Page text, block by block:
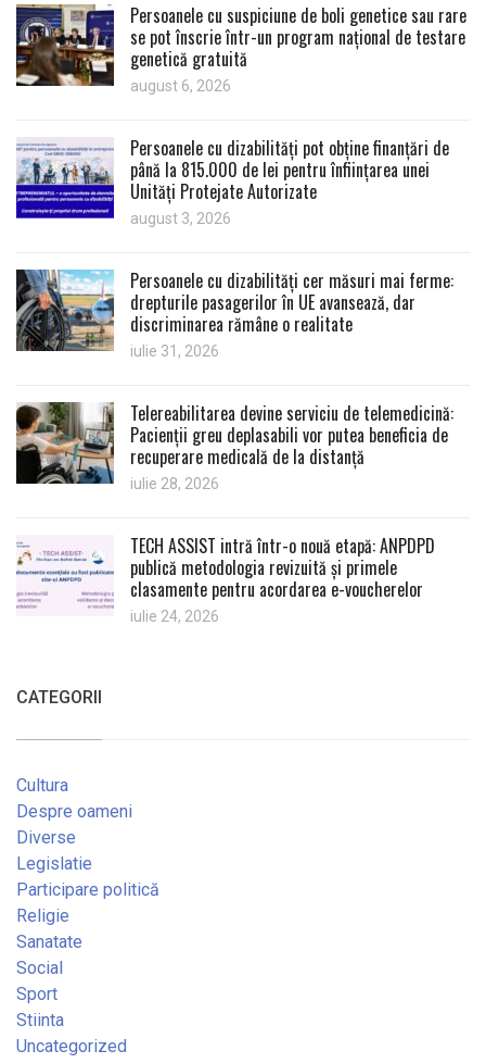
Persoanele cu suspiciune de boli genetice sau rare
se pot înscrie într-un program național de testare
genetică gratuită
august 6, 2026
Persoanele cu dizabilități pot obține finanțări de
până la 815.000 de lei pentru înființarea unei
Unități Protejate Autorizate
august 3, 2026
Persoanele cu dizabilități cer măsuri mai ferme:
drepturile pasagerilor în UE avansează, dar
discriminarea rămâne o realitate
iulie 31, 2026
Telereabilitarea devine serviciu de telemedicină:
Pacienții greu deplasabili vor putea beneficia de
recuperare medicală de la distanță
iulie 28, 2026
TECH ASSIST intră într-o nouă etapă: ANPDPD
publică metodologia revizuită și primele
clasamente pentru acordarea e-voucherelor
iulie 24, 2026
CATEGORII
Cultura
Despre oameni
Diverse
Legislatie
Participare politică
Religie
Sanatate
Social
Sport
Stiinta
Uncategorized